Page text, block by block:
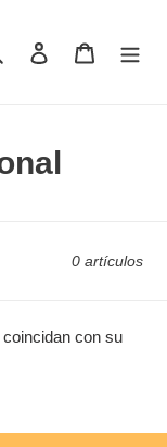
Buscar IngresarCarrito
0 artículos
con su